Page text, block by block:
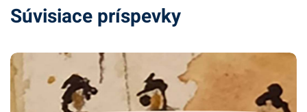
Súvisiace príspevky